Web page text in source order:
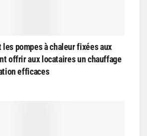
les pompes à chaleur fixées aux
offrir aux locataires un chauffage
efficaces